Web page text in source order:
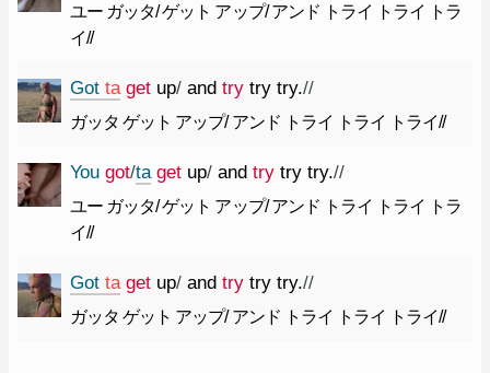
ユー ガッタ/ ゲット アップ/ アンド トライ トライ トラ
イ//
Got ta get up/ and try try try.//
ガッタ ゲット アップ/ アンド トライ トライ トライ//
You got/ta get up/ and try try try.//
ユー ガッタ/ ゲット アップ/ アンド トライ トライ トラ
イ//
Got ta get up/ and try try try.//
ガッタ ゲット アップ/ アンド トライ トライ トライ//